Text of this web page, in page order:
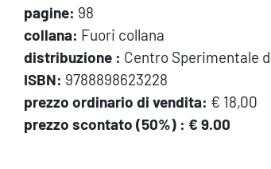
pagine: 98
collana: Fuori collana
distribuzione : Centro Sperimentale
ISBN: 9788898623228
prezzo ordinario di vendita: € 18,00
prezzo scontato (50%) : € 9.00